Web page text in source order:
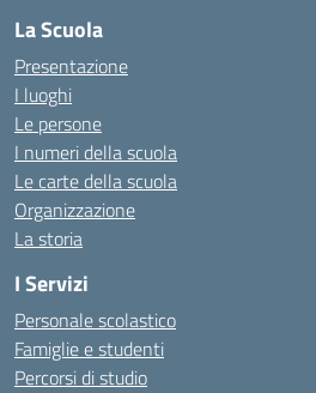
La Scuola
Presentazione
I luoghi
Le persone
I numeri della scuola
Le carte della scuola
Organizzazione
La storia
I Servizi
Personale scolastico
Famiglie e studenti
Percorsi di studio